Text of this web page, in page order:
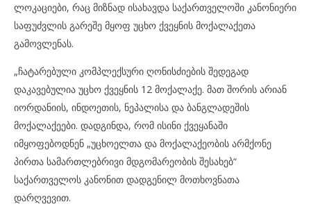
ლოკაციები, რაც მიზნად ისახავდა საქართველოში კანონიერი
საფუძვლის გარეშე მყოფ უცხო ქვეყნის მოქალაქეთა
გამოვლენას.
„ჩატარებული კომპლექსური ღონისძიების შედეგად
დაკავებულია უცხო ქვეყნის 12 მოქალაქე. მათ შორის არიან
იორდანიის, ინდოეთის, ნეპალისა და ბანგლადეშის
მოქალაქეები. დადგინდა, რომ ისინი ქვეყანაში
იმყოფებოდნენ „უცხოელთა და მოქალაქეობის არმქონე
პირთა სამართლებრივი მდგომარეობის შესახებ“
საქართველოს კანონით დადგენილ მოთხოვნათა
დარღვევით.